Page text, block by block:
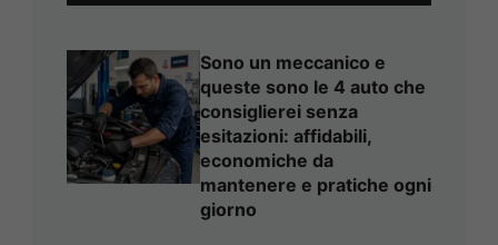
Sono un meccanico e
queste sono le 4 auto che
consiglierei senza
esitazioni: affidabili,
economiche da
mantenere e pratiche ogni
giorno